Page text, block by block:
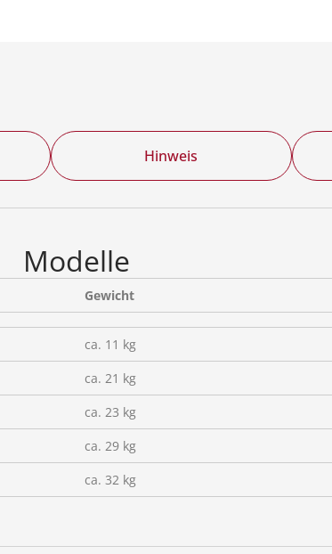
Hinweis
Modelle
Gewicht
ca. 11 kg
ca. 21 kg
ca. 23 kg
ca. 29 kg
ca. 32 kg